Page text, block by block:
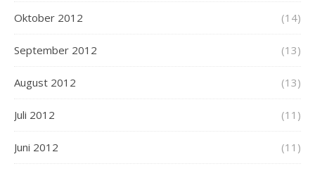
Oktober 2012 (14)
September 2012 (13)
August 2012 (13)
Juli 2012 (11)
Juni 2012 (11)